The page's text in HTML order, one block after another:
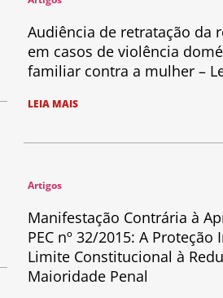
Audiência de retratação da
em casos de violência
familiar contra a mulher –
LEIA MAIS
Artigos
Manifestação Contrária à
PEC nº 32/2015: A
Limite Constitucional à
Maioridade Penal